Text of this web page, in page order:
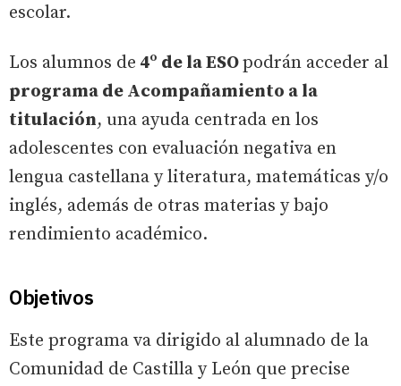
escolar.
Los alumnos de 4º de la ESOpodrán acceder al
programa de Acompañamiento a la
titulación, una ayuda centrada en los
adolescentes con evaluación negativa en
lengua castellana y literatura, matemáticas y/o
inglés, además de otras materias y bajo
rendimiento académico.
Objetivos
Este programa va dirigido al alumnado de la
Comunidad de Castilla y León que precise